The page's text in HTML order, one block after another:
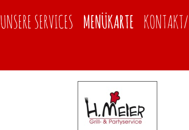
UNSERE SERVICES MENÜKARTE